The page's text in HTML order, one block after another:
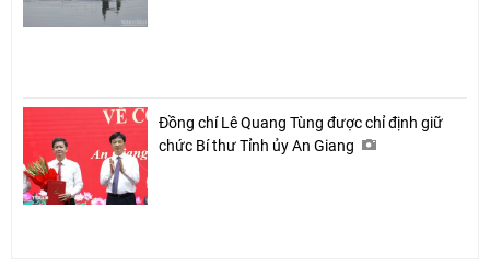
Đồng chí Lê Quang Tùng được chỉ định giữ
chức Bí thư Tỉnh ủy An Giang